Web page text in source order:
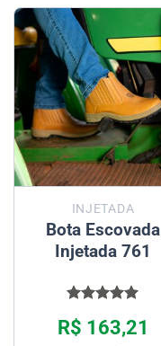
INJETADA
Bota Escovada
Injetada 761
5.00 de 5
R$ 163,21